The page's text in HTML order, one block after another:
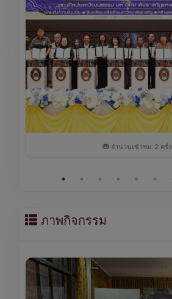
จำนวนเข้าชม: 2 ครั้ง
ภาพกิจกรรม